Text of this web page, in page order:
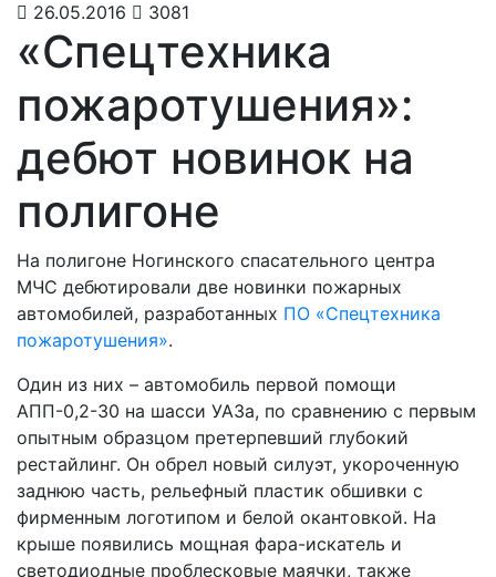
26.05.2016 3081
«Спецтехника
пожаротушения»:
дебют новинок на
полигоне
На полигоне Ногинского спасательного центра
МЧС дебютировали две новинки пожарных
автомобилей, разработанных ПО «Спецтехника
пожаротушения».
Один из них – автомобиль первой помощи
АПП-0,2-30 на шасси УАЗа, по сравнению с первым
опытным образцом претерпевший глубокий
рестайлинг. Он обрел новый силуэт, укороченную
заднюю часть, рельефный пластик обшивки с
фирменным логотипом и белой окантовкой. На
крыше появились мощная фара-искатель и
светодиодные проблесковые маячки, также